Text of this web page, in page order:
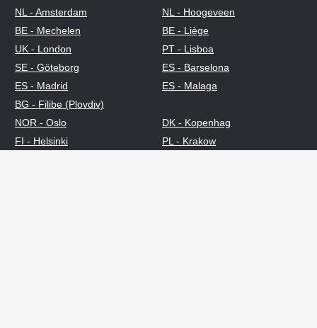
NL - Amsterdam
NL - Hoogeveen
BE - Mechelen
BE - Liège
UK - London
PT - Lisboa
SE - Göteborg
ES - Barselona
ES - Madrid
ES - Malaga
BG - Filibe (Plovdiv)
NOR - Oslo
DK - Kopenhag
FI - Helsinki
PL - Krakow